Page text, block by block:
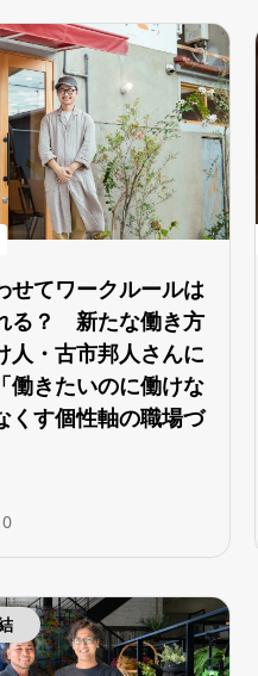
せてワークルールは
る？ 新たな働き方
人・古市邦人さんに
働きたいのに働けな
くす個性軸の職場づ